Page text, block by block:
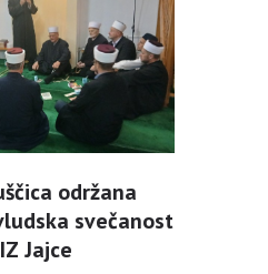
održana
svečanost
Jajce